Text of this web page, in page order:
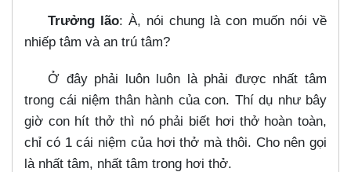
Trưởng lão: À, nói chung là con muốn nói về
nhiếp tâm và an trú tâm?
Ở đây phải luôn luôn là phải được nhất tâm
trong cái niệm thân hành của con. Thí dụ như bây
giờ con hít thở thì nó phải biết hơi thở hoàn toàn,
chỉ có 1 cái niệm của hơi thở mà thôi. Cho nên gọi
là nhất tâm, nhất tâm trong hơi thở.